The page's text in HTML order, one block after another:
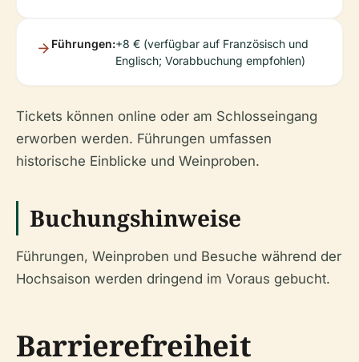
Führungen:+8 € (verfügbar auf Französisch und
Englisch; Vorabbuchung empfohlen)
Tickets können online oder am Schlosseingang
erworben werden. Führungen umfassen
historische Einblicke und Weinproben.
Buchungshinweise
Führungen, Weinproben und Besuche während der
Hochsaison werden dringend im Voraus gebucht.
Barrierefreiheit